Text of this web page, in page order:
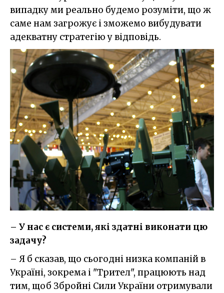
випадку ми реально будемо розуміти, що ж
саме нам загрожує і зможемо вибудувати
адекватну стратегію у відповідь.
– У нас є системи, які здатні виконати цю
задачу?
– Я б сказав, що сьогодні низка компаній в
Україні, зокрема і "Трител", працюють над
тим, щоб Збройні Сили України отримували